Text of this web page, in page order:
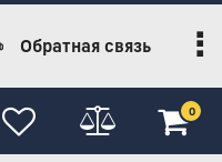
Обратная связь
0